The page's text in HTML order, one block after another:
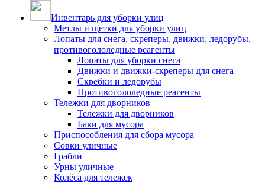
Инвентарь для уборки улиц
Метлы и щетки для уборки улиц
Лопаты для снега, скреперы, движки, ледорубы,
противогололедные реагенты
Лопаты для уборки снега
Движки и движки-скреперы для снега
Скребки и ледорубы
Противогололедные реагенты
Тележки для дворников
Тележки для дворников
Баки для мусора
Приспособления для сбора мусора
Совки уличные
Грабли
Урны уличные
Колёса для тележек